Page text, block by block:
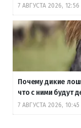
7 АВГУСТА 2026, 12:56
Почему дикие
что с ними будут
7 АВГУСТА 2026, 10:45